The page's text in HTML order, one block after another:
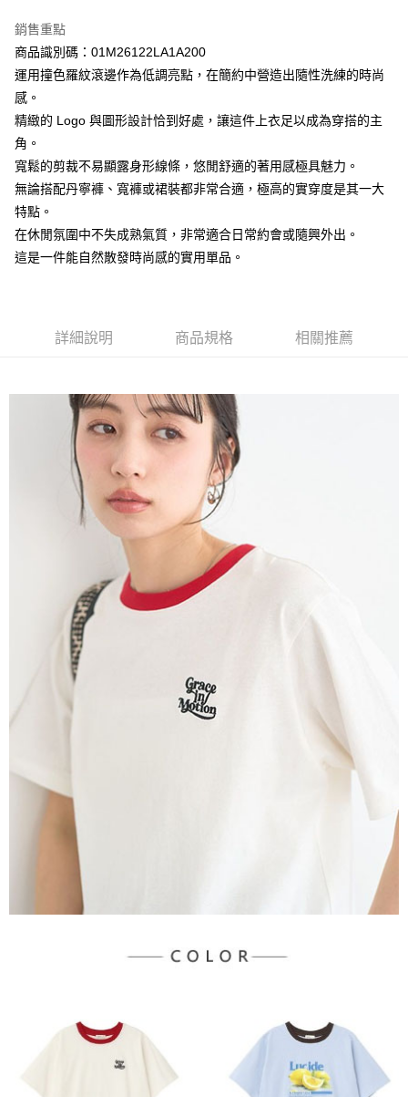
台灣樂天信用卡公司
大哥付你分期
相關說明
【大哥付你分期使用說明】
1.本服務由台灣大哥大提供，台灣大哥大用戶可立即使用無須另外申請。
2.付款方式選擇「大哥付你分期」，訂單成立後會自動跳轉到大哥付的交易
成交易。
3.實際核准額度、可分期數及費用金額請依後續交易確認頁面所載為準。
4.訂單成立30分鐘內，如未前往確認交易或遇審核未通過，訂單將自動取
消。如遇「轉專審核」未通過狀況，表示未達大哥付你分期系統評分，恕無
法說明評估內容。
【繳款方式說明】
醒簡訊。
【注意事項】
1.本服務係由「台灣大哥大股份有限公司」（以下簡稱本公司）所提供，讓
2.基於同意付款使用「大哥付你分期」之契約關係目的，商店將以您的個人
資料（包含姓名、電話或地址）提供予台灣大哥大進項蒐集、處理及利用，
由本公司與您本人進行分期帳單所需資料之確認、核對及更正。
3.完整用戶服務條款，請詳閱以下連結： https://oppay.tw/userRule
AFTEE先享後付
相關說明
【關於「AFTEE先享後付」】
便利好安心！
１．簡單：不需註冊會員、不需綁卡、不需儲值。
２．便利：只要手機號碼，簡訊認證，即可結帳。
３．安心：先確認商品／服務後，再付款。
【「AFTEE先享後付」結帳流程】
ATM／網路銀行／等多元方式進行付款，方視為交易完成。
※ 交易是否成功請以「AFTEE先享後付 」之結帳頁面顯示為準，若有關於
是否繳費成功／繳費後需取消欲退款等相關疑問，請聯繫「AFTEE先享後付
客戶支援中心」https://netprotections.freshdesk.com/support/home
【注意事項】
１．透過由恩沛科技股份有限公司提供之「AFTEE先享後付」服務完成之交
易，需依本服務之必要範圍內提供個人資料，並將交易相關給付款項請求債
權轉讓予恩沛科技股份有限公司。
２．關於個人資料處理事宜，請瀏覽以下網址：
https://aftee.tw/terms/#terms3
３．未成年的使用者請事先徵得法定代理人或監護人之同意方可使用
「AFTEE先享後付」，若未經同意申辦者引起之損失，本公司不負相關責
４．使用「AFTEE先享後付」時，將依據個別帳號之用戶狀況，依本公司即
時審查核予不同之上限額度；若仍有額度不足之情形，本公司將視審查結果
請求用戶進行身份認證。
５．嚴禁一人註冊多個帳號或使用他人資訊註冊。若發現惡意使用之情形，
恩沛科技股份有限公司將有權停止該用戶之使用額度並採取法律行動。
ATM付款
運送方式
全家取貨付款
每筆NT$60，滿NT$388(含以上)免運費
萊爾富取貨付款
萊爾富純取貨
每筆NT$60，滿NT$888(含以上)免運費
7-11取貨付款
每筆NT$60，滿NT$888(含以上)免運費
每筆NT$60，滿NT$888(含以上)免運費
每筆NT$90，滿NT$888(含以上)免運費
銷售重點
商品識別碼：01M26122LA1A200
運用撞色羅紋滾邊作為低調亮點，在簡約中營造出隨性洗練的時尚
感。
精緻的 Logo 與圖形設計恰到好處，讓這件上衣足以成為穿搭的主
角。
寬鬆的剪裁不易顯露身形線條，悠閒舒適的著用感極具魅力。
無論搭配丹寧褲、寬褲或裙裝都非常合適，極高的實穿度是其一大
特點。
在休閒氛圍中不失成熟氣質，非常適合日常約會或隨興外出。
這是一件能自然散發時尚感的實用單品。
詳細說明 商品規格 相關推薦